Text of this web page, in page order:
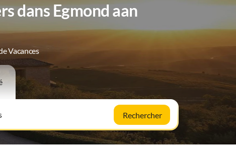
dans Egmond aan
Vacances
Rechercher